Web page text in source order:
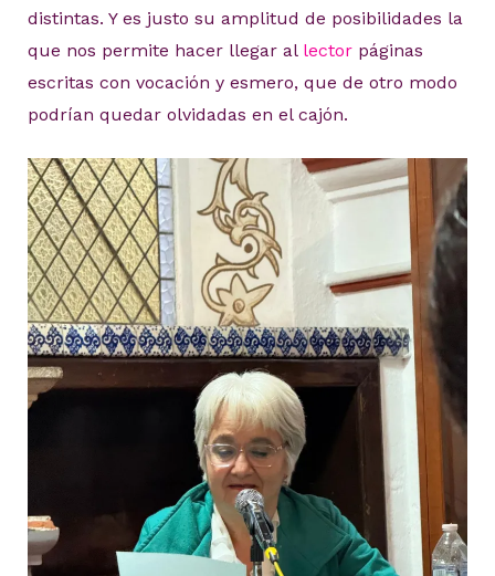
distintas. Y es justo su amplitud de posibilidades la
que nos permite hacer llegar al lectorpáginas
escritas con vocación y esmero, que de otro modo
podrían quedar olvidadas en el cajón.